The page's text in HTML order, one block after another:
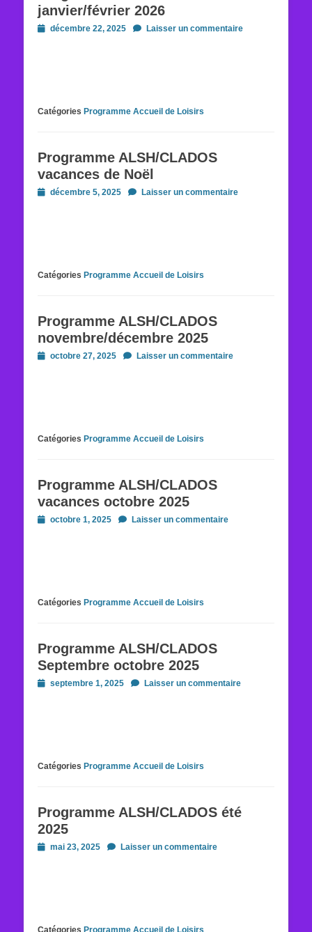
janvier/février 2026
Posteddécembre 22, 2025 Laisser un commentaire
Catégories Programme Accueil de Loisirs
Programme ALSH/CLADOS
vacances de Noël
Posteddécembre 5, 2025 Laisser un commentaire
Catégories Programme Accueil de Loisirs
Programme ALSH/CLADOS
novembre/décembre 2025
Postedoctobre 27, 2025 Laisser un commentaire
Catégories Programme Accueil de Loisirs
Programme ALSH/CLADOS
vacances octobre 2025
Postedoctobre 1, 2025 Laisser un commentaire
Catégories Programme Accueil de Loisirs
Programme ALSH/CLADOS
Septembre octobre 2025
Postedseptembre 1, 2025 Laisser un commentaire
Catégories Programme Accueil de Loisirs
Programme ALSH/CLADOS été
2025
Postedmai 23, 2025 Laisser un commentaire
Catégories Programme Accueil de Loisirs